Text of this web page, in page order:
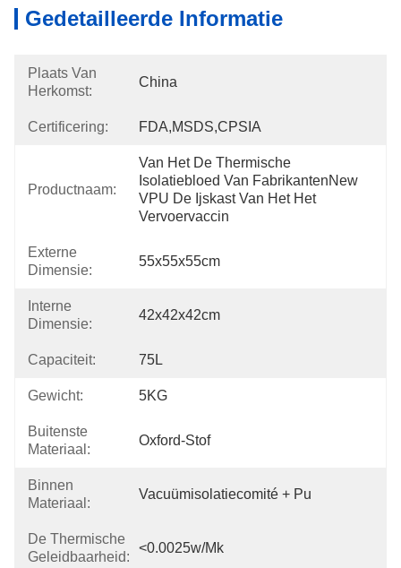
Gedetailleerde Informatie
Plaats Van
Herkomst:
China
Certificering: FDA,MSDS,CPSIA
Productnaam:
Van Het De Thermische
Isolatiebloed Van FabrikantenNew
VPU De Ijskast Van Het Het
Vervoervaccin
Externe
Dimensie:
55x55x55cm
Interne
Dimensie:
42x42x42cm
Capaciteit: 75L
Gewicht: 5KG
Buitenste
Materiaal:
Oxford-Stof
Binnen
Materiaal:
Vacuümisolatiecomité + Pu
De Thermische
Geleidbaarheid:
<0.0025w/mk